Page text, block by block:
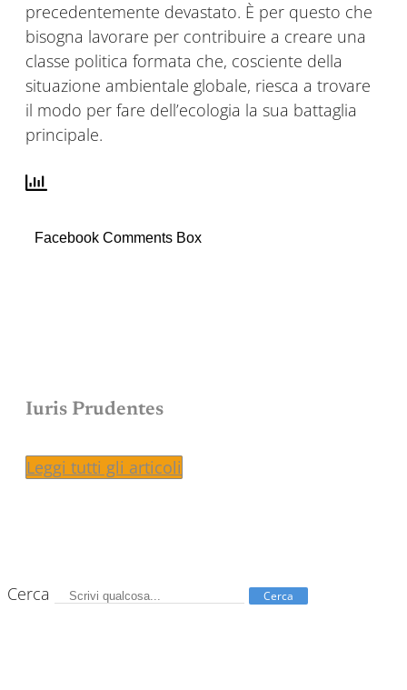
precedentemente devastato. È per questo che
bisogna lavorare per contribuire a creare una
classe politica formata che, cosciente della
situazione ambientale globale, riesca a trovare
il modo per fare dell’ecologia la sua battaglia
principale.
Facebook Comments Box
Iuris Prudentes
Leggi tutti gli articoli
Cerca Cerca